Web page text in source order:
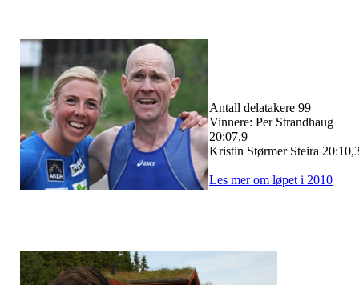
Antall delatakere 99
Vinnere: Per Strandhaug
20:07,9
Kristin Størmer Steira
Les mer om løpet i 2010